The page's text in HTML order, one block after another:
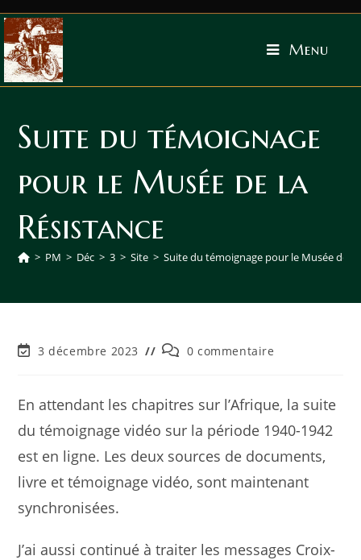
Menu
Suite du témoignage
pour le Musée de la
Résistance
> PM > Déc > 3 > Site > Suite du témoignage pour le Musée de la
3 décembre 2023 0 commentaire
En attendant les chapitres sur l’Afrique, la suite
du témoignage vidéo sur la période 1940-1942
est en ligne. Les deux sources de documents,
livre et témoignage vidéo, sont maintenant
synchronisées.
J’ai aussi continué à traiter les messages Croix-